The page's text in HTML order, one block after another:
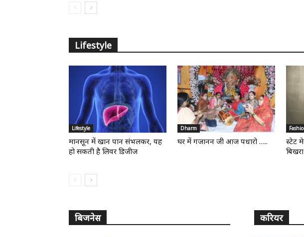
Lifestyle
Lifestyle
मानसून में खान पान संभलकर, यह
हो सकती है लिवर डिजीज
Dharm
घर में गजानन जी आज पधारो …..
स्टेट
बिजनेस करियर